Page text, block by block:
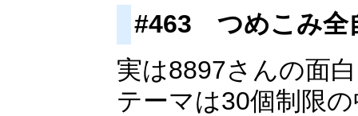
#463 つめこみ全
実は8897さんの面
テーマは30個制限